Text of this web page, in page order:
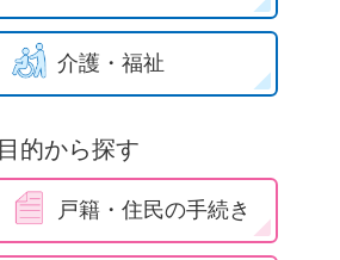
介護・福祉
目的から探す
戸籍・住民の手続き